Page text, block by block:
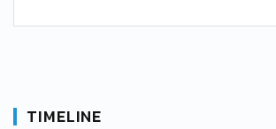
TIMELINE